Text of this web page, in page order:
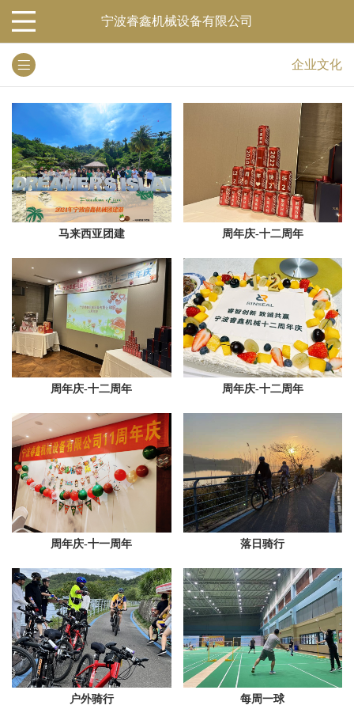
宁波睿鑫机械设备有限公司
企业文化
马来西亚团建 周年庆-十二周年
周年庆-十二周年 周年庆-十二周年
周年庆-十一周年 落日骑行
户外骑行 每周一球